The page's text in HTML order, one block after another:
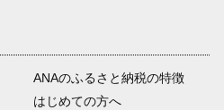
ANAのふるさと納税の特徴
はじめての方へ